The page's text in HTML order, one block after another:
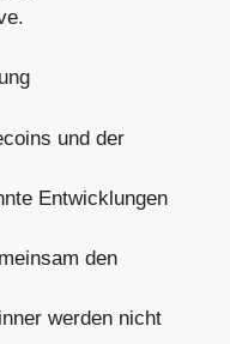
und der
Entwicklungen
den
werden nicht